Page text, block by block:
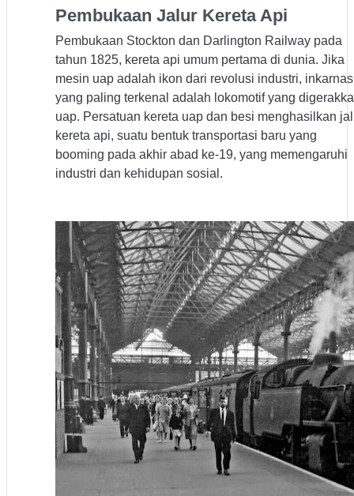
Pembukaan Jalur Kereta Api
Pembukaan Stockton dan Darlington Railway pada
tahun 1825, kereta api umum pertama di dunia. Jika
mesin uap adalah ikon dari revolusi industri,
yang paling terkenal adalah lokomotif yang
uap. Persatuan kereta uap dan besi menghasilkan
kereta api, suatu bentuk transportasi baru yang
booming pada akhir abad ke-19, yang memengaruhi
industri dan kehidupan sosial.